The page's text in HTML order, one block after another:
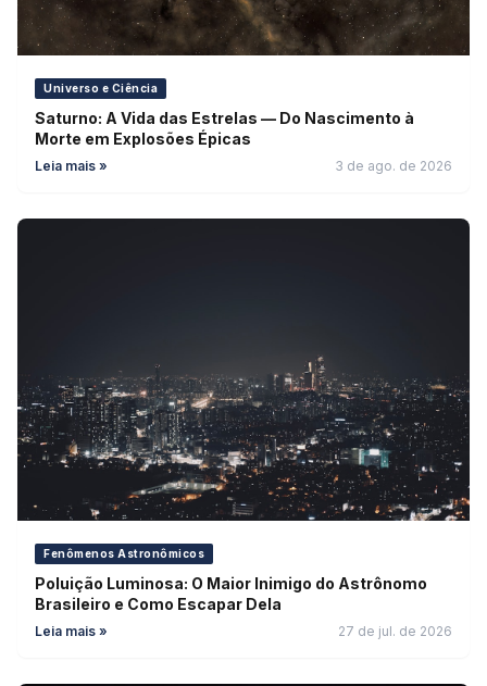
Universo e Ciência
Saturno: A Vida das Estrelas — Do Nascimento à
Morte em Explosões Épicas
Leia mais » 3 de ago. de 2026
Fenômenos Astronômicos
Poluição Luminosa: O Maior Inimigo do Astrônomo
Brasileiro e Como Escapar Dela
Leia mais » 27 de jul. de 2026